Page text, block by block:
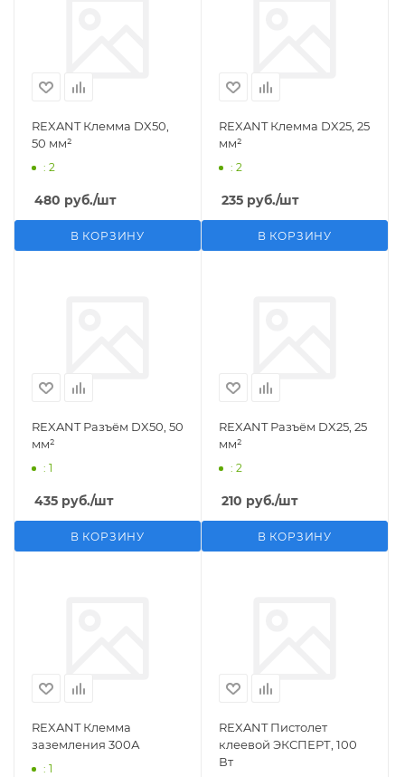
REXANT Клемма DX50,
50 мм²
: 2
480 руб./шт
В КОРЗИНУ
REXANT Клемма DX25, 25
мм²
: 2
235 руб./шт
В КОРЗИНУ
REXANT Разъём DX50, 50
мм²
: 1
435 руб./шт
В КОРЗИНУ
REXANT Разъём DX25, 25
мм²
: 2
210 руб./шт
В КОРЗИНУ
REXANT Клемма
заземления 300А
: 1
REXANT Пистолет
клеевой ЭКСПЕРТ, 100
Вт